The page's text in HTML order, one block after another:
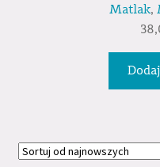
Matlak,